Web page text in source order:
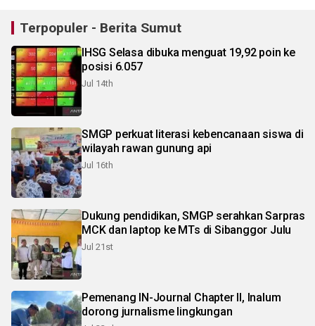
Terpopuler - Berita Sumut
IHSG Selasa dibuka menguat 19,92 poin ke
posisi 6.057
Jul 14th
SMGP perkuat literasi kebencanaan siswa di
wilayah rawan gunung api
Jul 16th
Dukung pendidikan, SMGP serahkan Sarpras
MCK dan laptop ke MTs di Sibanggor Julu
Jul 21st
Pemenang IN-Journal Chapter II, Inalum
dorong jurnalisme lingkungan